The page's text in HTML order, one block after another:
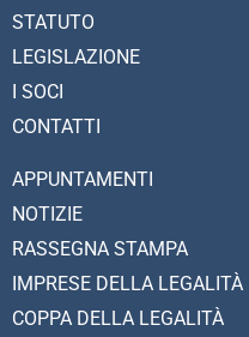
STATUTO
LEGISLAZIONE
I SOCI
CONTATTI
APPUNTAMENTI
NOTIZIE
RASSEGNA STAMPA
IMPRESE DELLA LEGALITÀ
COPPA DELLA LEGALITÀ